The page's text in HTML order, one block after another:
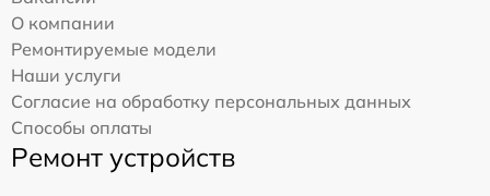
О компании
Ремонтируемые модели
Наши услуги
Согласие на обработку персональных данных
Способы оплаты
Ремонт устройств